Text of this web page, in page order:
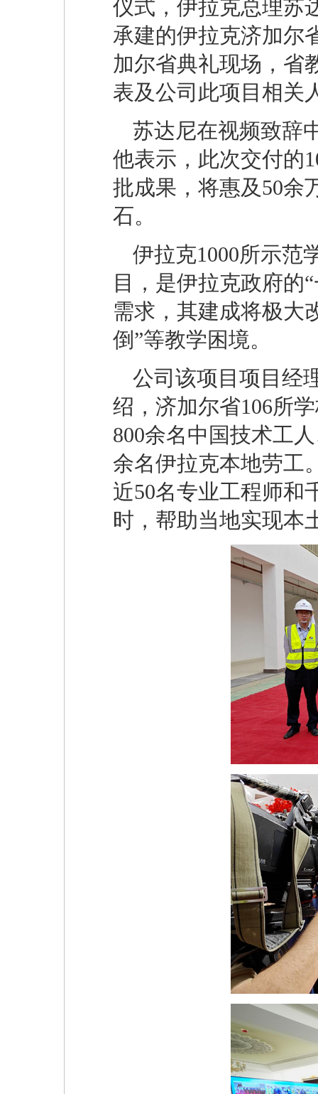
仪式，伊拉克总理苏
承建的伊拉克济加尔
加尔省典礼现场，省
表及公司此项目相关
苏达尼在视频致辞
他表示，此次交付的
批成果，将惠及50余
石。
伊拉克1000所示范
目，是伊拉克政府的
需求，其建成将极大
倒”等教学困境。
公司该项目项目经
绍，济加尔省106所
800余名中国技术工
余名伊拉克本地劳工
近50名专业工程师和
时，帮助当地实现本